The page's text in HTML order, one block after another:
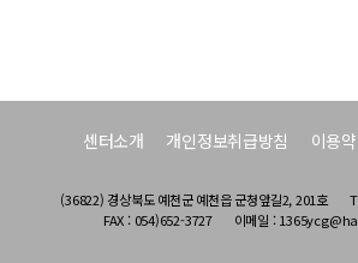
센터소개 개인정보취급방침 이용
(36822) 경상북도 예천군 예천읍 군청앞길2, 201호
FAX : 054)652-3727
이메일 :